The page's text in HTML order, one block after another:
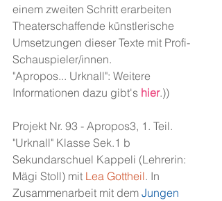
einem zweiten Schritt erarbeiten
Theaterschaffende künstlerische
Umsetzungen dieser Texte mit Profi-
Schauspieler/innen.
"Apropos... Urknall": Weitere
Informationen dazu gibt's hier.))
Projekt Nr. 93 - Apropos3, 1. Teil.
"Urknall" Klasse Sek.1 b
Sekundarschuel Kappeli (Lehrerin:
Mägi Stoll) mit Lea Gottheil. In
Zusammenarbeit mit dem Jungen